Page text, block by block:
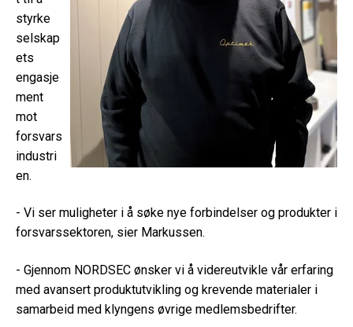
styrke
selskap
ets
engasje
ment
mot
forsvars
industri
en.
- Vi ser muligheter i å søke nye forbindelser og produkter i
forsvarssektoren, sier Markussen.
- Gjennom NORDSEC ønsker vi å videreutvikle vår erfaring
med avansert produktutvikling og krevende materialer i
samarbeid med klyngens øvrige medlemsbedrifter.